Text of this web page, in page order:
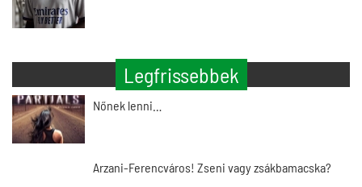
Legfrissebbek
Nőnek lenni…
Arzani-Ferencváros! Zseni vagy zsákbamacska?